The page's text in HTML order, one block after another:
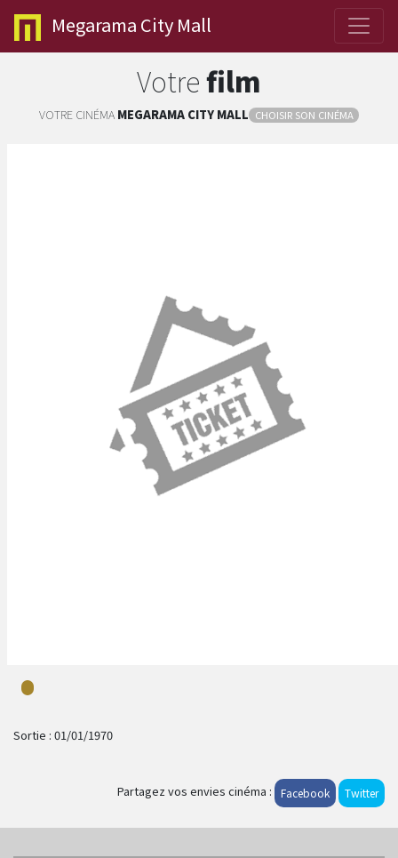
Megarama City Mall
Votrefilm
VOTRE CINÉMA MEGARAMACITY MALL CHOISIR SON CINÉMA
Sortie : 01/01/1970
Partagez vos envies cinéma : Facebook Twitter